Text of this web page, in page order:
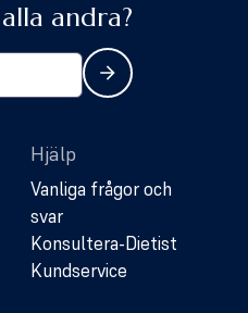
andra?
Hjälp
Vanliga frågor och
svar
Konsultera-Dietist
Kundservice